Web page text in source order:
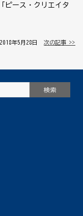
ピース・クリエイタ
2018年5月28日 │次の記事 >>